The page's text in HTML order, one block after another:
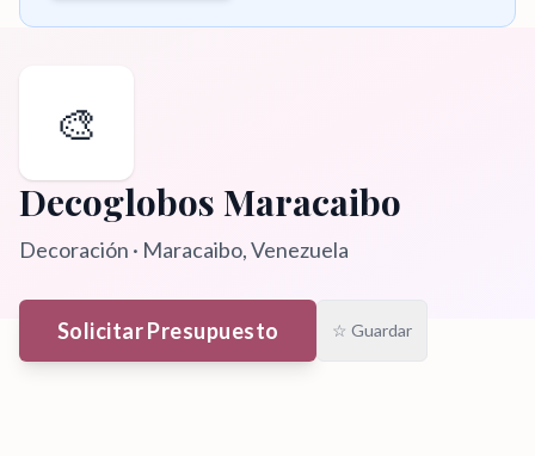
🎨
Decoglobos Maracaibo
Decoración · Maracaibo, Venezuela
Solicitar Presupuesto ☆ Guardar